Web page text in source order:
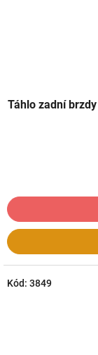
Táhlo zadní brzdy
Kód: 3849